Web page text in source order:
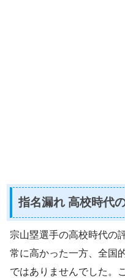
指名漏れ 高校時代
宗山塁選手の高校時代の
常に高かった一方、全国
ではありませんでした。